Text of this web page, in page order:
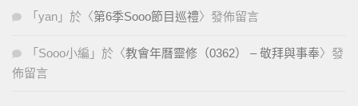
「 yan 」於〈第6季Sooo節目巡禮〉發佈留言
「 Sooo小編 」於〈教會年曆靈修（0362） – 敬拜與事奉〉發
佈留言